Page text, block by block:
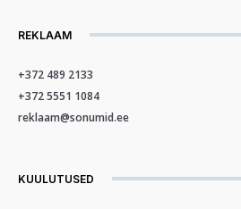
REKLAAM
+372 489 2133
+372 5551 1084
reklaam@sonumid.ee
KUULUTUSED